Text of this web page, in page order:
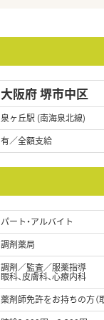
大阪府 堺市中区
泉ヶ丘駅 (南海泉北線)
有／全額支給
パート・アルバイト
調剤薬局
調剤／監査／服薬指導
眼科、皮膚科、心療内科
薬剤師免許をお持ちの方（